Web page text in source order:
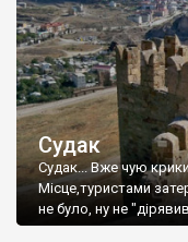
Судак
Судак... Вже чую
Місце,туристами
не було, ну не